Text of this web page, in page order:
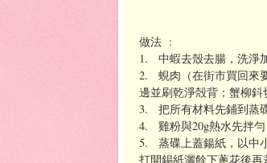
做法 :
1. 中蝦去殼去腸，洗淨
2. 蜆肉（在街市買回來
邊並刷乾淨殻背 ；蟹柳
3. 把所有材料先鋪到蒸
4. 雞粉與20g熱水先拌勻
5. 蒸碟上蓋鍚紙，以中
打開錫紙灑餘下蔥花後